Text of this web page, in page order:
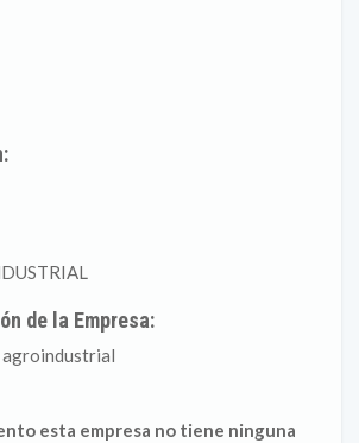
de la Empresa:
agroindustrial
esta empresa no tiene ninguna